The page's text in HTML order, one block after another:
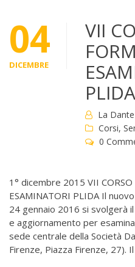
04
DICEMBRE
VII
PLIDA
La
Corsi,
0
1° dicembre 2015 VII
ESAMINATORI PLIDA Il
24 gennaio 2016 si svolgerà
e aggiornamento per
sede centrale della Società
Firenze, Piazza Firenze, 27).